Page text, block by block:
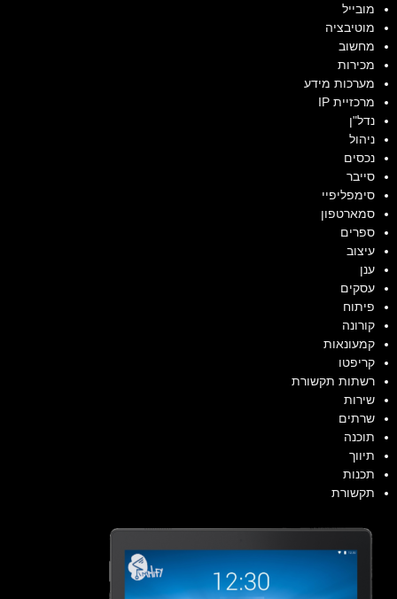
מובייל
מוטיבציה
מחשוב
מכירות
מערכות מידע
מרכזיית IP
נדל"ן
ניהול
נכסים
סייבר
סימפליפיי
סמארטפון
ספרים
עיצוב
ענן
עסקים
פיתוח
קורונה
קמעונאות
קריפטו
רשתות תקשורת
שירות
שרתים
תוכנה
תיווך
תכנות
תקשורת